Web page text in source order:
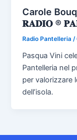
Carole
𝐑𝐀𝐃𝐈𝐎 ®
Radio Pantelleria /
Pasqua Vini
Pantelleria nel
per valorizzare
dell’isola.